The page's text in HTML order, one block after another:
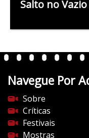
Salto no Vazio
Navegue Por
Sobre
Críticas
Festivais
Mostras